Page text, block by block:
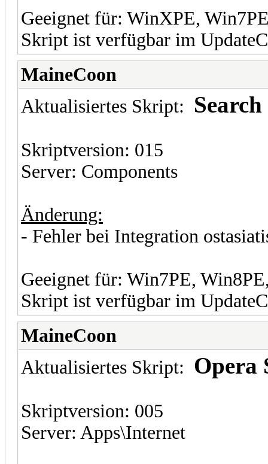
Geeignet für: WinXPE,
Skript ist verfügbar im
MaineCoon
Aktualisiertes Skript: Search
Skriptversion: 015
Server: Components
Änderung:
- Fehler bei Integration
Geeignet für: Win7PE,
Skript ist verfügbar im
MaineCoon
Aktualisiertes Skript: Opera
Skriptversion: 005
Server: Apps\Internet